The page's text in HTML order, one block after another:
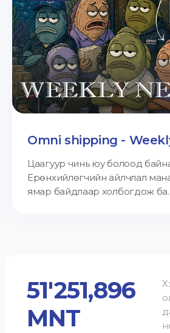
Omni shipping -
Цаагуур чинь юу болоод
Ерөнхийлөгчийн айлчлал
ямар байдлаар холбогдож
51'251,896
MNT